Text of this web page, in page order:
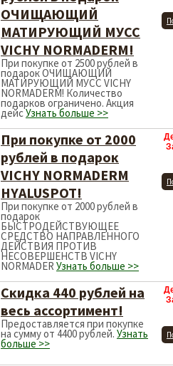
ОЧИЩАЮЩИЙ
МАТИРУЮЩИЙ МУСС
VICHY NORMADERM!
При покупке от 2500 рублей в
подарок ОЧИЩАЮЩИЙ
МАТИРУЮЩИЙ МУСС VICHY
NORMADERM! Количество
подарков ограничено. Акция
дейсУзнать больше >>
При покупке от 2000
рублей в подарок
VICHY NORMADERM
HYALUSPOT!
При покупке от 2000 рублей в
подарок
БЫСТРОДЕЙСТВУЮЩЕЕ
СРЕДСТВО НАПРАВЛЕННОГО
ДЕЙСТВИЯ ПРОТИВ
НЕСОВЕРШЕНСТВ VICHY
NORMADER Узнать больше >>
Скидка 440 рублей на
весь ассортимент!
Предоставляется при покупке
на сумму от 4400 рублей. Узнать
больше >>